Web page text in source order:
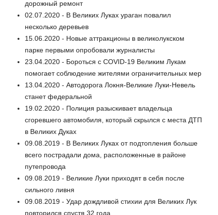
дорожный ремонт
02.07.2020 - В Великих Луках ураган повалил
несколько деревьев
15.06.2020 - Новые аттракционы в великолукском
парке первыми опробовали журналисты
23.04.2020 - Бороться с COVID-19 Великим Лукам
помогает соблюдение жителями ограничительных мер
13.04.2020 - Автодорога Локня-Великие Луки-Невель
станет федеральной
19.02.2020 - Полиция разыскивает владельца
сгоревшего автомобиля, который скрылся с места ДТП
в Великих Дуках
09.08.2019 - В Великих Луках от подтопления больше
всего пострадали дома, расположенные в районе
путепровода
09.08.2019 - Великие Луки приходят в себя после
сильного ливня
09.08.2019 - Удар дождливой стихии для Великих Лук
повторился спустя 32 года